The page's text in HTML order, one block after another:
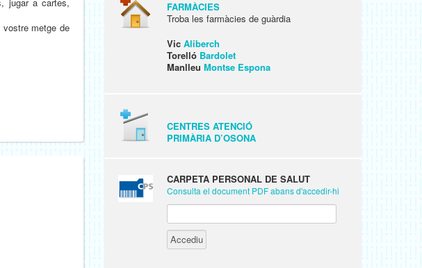
metge de
FARMÀCIES
Troba les farmàcies de guàrdia
Vic Aliberch
Torelló Bardolet
Manlleu Montse Espona
CENTRES ATENCIÓ
PRIMÀRIA D’OSONA
CARPETA PERSONAL DE SALUT
Consulta el document PDF abans d'accedir-hi